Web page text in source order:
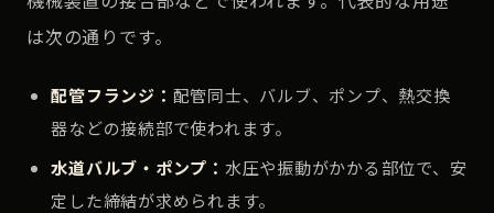
は次の通りです。
配管フランジ： 配管同士、バルブ、ポンプ、熱交換
器などの接続部で使われます。
水道バルブ・ポンプ： 水圧や振動がかかる部位で、安
定した締結が求められます。